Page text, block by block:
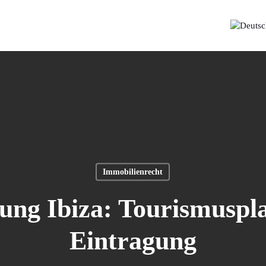
Immobilienrecht
Ibiza:
Eintragung